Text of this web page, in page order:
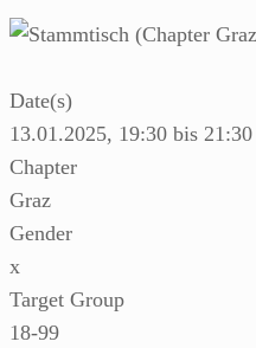
Date(s)
13.01.2025, 19:30 bis 21:30
Chapter
Graz
Gender
x
Target Group
18-99